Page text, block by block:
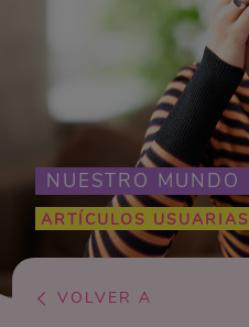
NUESTRO MUNDO
ARTÍCULOS USUARIAS
VOLVER A